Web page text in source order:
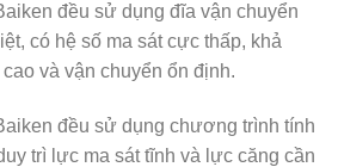
đều sử dụng đĩa vận chuyển
có hệ số ma sát cực thấp, khả
và vận chuyển ổn định.
đều sử dụng chương trình tính
trì lực ma sát tĩnh và lực căng cần